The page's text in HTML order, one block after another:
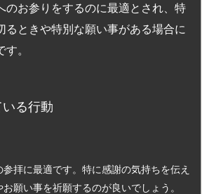
のお参りをするのに最適とされ、特
るときや特別な願い事がある場合に
。
る行動
拝に最適です。特に感謝の気持ちを伝え
願い事を祈願するのが良いでしょう。